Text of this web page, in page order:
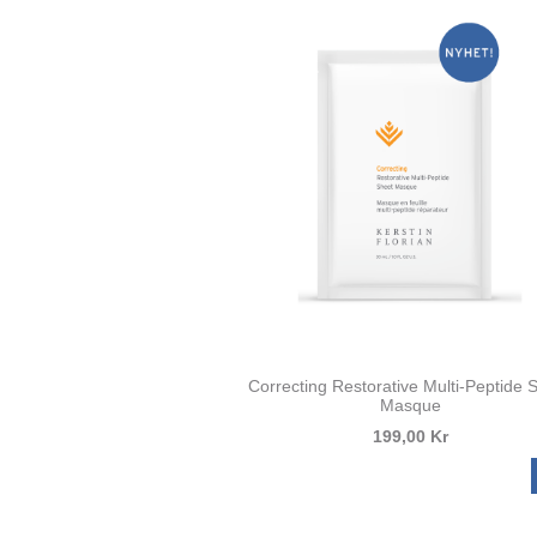
Correcting Restorative Multi-Peptide
Masque
199,00 Kr